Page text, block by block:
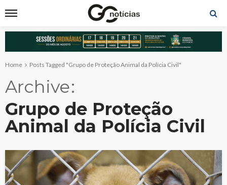
Home Posts Tagged "Grupo de Proteção Animal da Polícia Civil"
Archive
Grupo de Proteção
Animal da Polícia Civil